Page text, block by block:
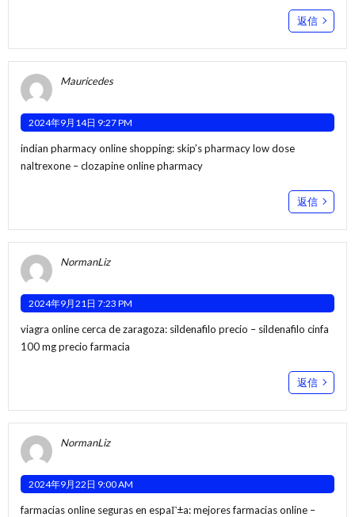
返信
Mauricedes
2024年9月14日 9:27 PM
indian pharmacy online shopping: skip’s pharmacy low dose
naltrexone – clozapine online pharmacy
返信
NormanLiz
2024年9月21日 7:23 PM
viagra online cerca de zaragoza: sildenafilo precio – sildenafilo cinfa
100 mg precio farmacia
返信
NormanLiz
2024年9月22日 9:00 AM
farmacias online seguras en espaГ±a:mejores farmacias online –